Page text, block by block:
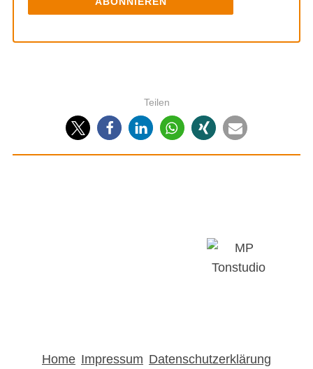
Teilen
Home Impressum Datenschutzerklärung